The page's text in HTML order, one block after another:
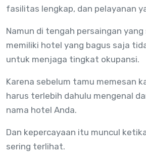
fasilitas lengkap, dan pelayanan
Namun di tengah persaingan
memiliki hotel yang bagus saja
untuk menjaga tingkat okupansi.
Karena sebelum tamu memesan
harus terlebih dahulu mengenal
nama hotel Anda.
Dan kepercayaan itu muncul
sering terlihat.